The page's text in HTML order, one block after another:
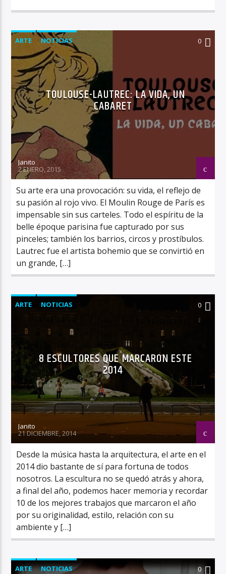
ARTE NOTICIAS 0
TOULOUSE-LAUTREC: LA VIDA, UN
CABARET
Janito
2 ENERO, 2015
Su arte era una provocación: su vida, el reflejo de
su pasión al rojo vivo. El Moulin Rouge de París es
impensable sin sus carteles. Todo el espíritu de la
belle époque parisina fue capturado por sus
pinceles; también los barrios, circos y prostíbulos.
Lautrec fue el artista bohemio que se convirtió en
un grande, […]
ARTE NOTICIAS 0
8 ESCULTORES QUE MARCARON ESTE
2014
Janito
21 DICIEMBRE, 2014
Desde la música hasta la arquitectura, el arte en el
2014 dio bastante de sí para fortuna de todos
nosotros. La escultura no se quedó atrás y ahora,
a final del año, podemos hacer memoria y recordar
10 de los mejores trabajos que marcaron el año
por su originalidad, estilo, relación con su
ambiente y […]
ARTE NOTICIAS 0